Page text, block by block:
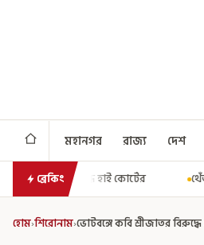
মহানগর রাজ্য দেশ
ব্রেকিংথেঁতলানো মাথা-গোপনাঙ্গে রড!
হোম›শিরোনাম›ভোটবঙ্গে কবি শ্রীজাতর